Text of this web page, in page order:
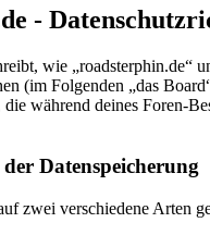
-
wie „roadsterphin.de“
(im Folgenden „das
während deines Foren-
Datenspeicherung
zwei verschiedene Arten